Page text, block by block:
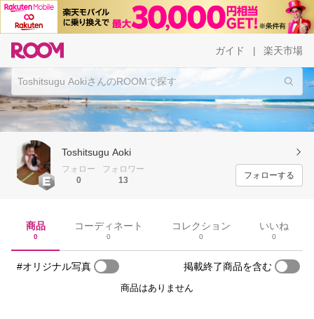
ガイド 楽天市場
Toshitsugu Aoki
フォロー
0
フォロワー
13
フォローする
商品
0
コーディネート
0
コレクション
0
いいね
0
#オリジナル写真 掲載終了商品を含む
商品はありません